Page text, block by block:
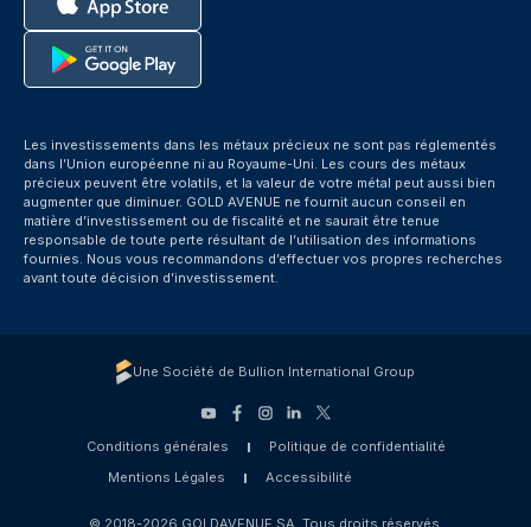
Les investissements dans les métaux précieux ne sont pas réglementés
dans l’Union européenne ni au Royaume-Uni. Les cours des métaux
précieux peuvent être volatils, et la valeur de votre métal peut aussi bien
augmenter que diminuer. GOLD AVENUE ne fournit aucun conseil en
matière d’investissement ou de fiscalité et ne saurait être tenue
responsable de toute perte résultant de l’utilisation des informations
fournies. Nous vous recommandons d’effectuer vos propres recherches
avant toute décision d’investissement.
Une Société de Bullion International Group
Conditions générales
Politique de confidentialité
Mentions Légales
Accessibilité
© 2018-2026 GOLDAVENUE SA. Tous droits réservés.